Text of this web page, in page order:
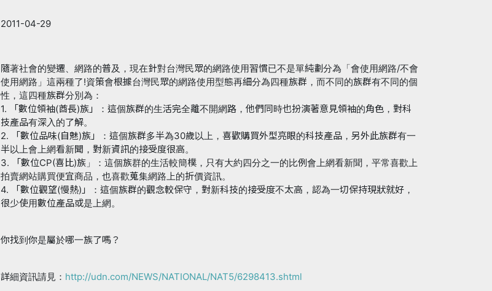
2011-04-29
隨著社會的變遷、網路的普及，現在針對台灣民眾的網路使用習慣已不是單純劃分為「會使用網路/不會
使用網路」這兩種了!資策會根據台灣民眾的網路使用型態再細分為四種族群，而不同的族群有不同的個
性，這四種族群分別為：
1. 「數位領袖(酋長)族」：這個族群的生活完全離不開網路，他們同時也扮演著意見領袖的角色，對科
技產品有深入的了解。
2. 「數位品味(自魅)族」：這個族群多半為30歲以上，喜歡購買外型亮眼的科技產品，另外此族群有一
半以上會上網看新聞，對新資訊的接受度很高。
3. 「數位CP(喜比)族」：這個族群的生活較簡樸，只有大約四分之一的比例會上網看新聞，平常喜歡上
拍賣網站購買便宜商品，也喜歡蒐集網路上的折價資訊。
4. 「數位觀望(慢熱)」：這個族群的觀念較保守，對新科技的接受度不太高，認為一切保持現狀就好，
很少使用數位產品或是上網。
你找到你是屬於哪一族了嗎？
詳細資訊請見： http://udn.com/NEWS/NATIONAL/NAT5/6298413.shtml